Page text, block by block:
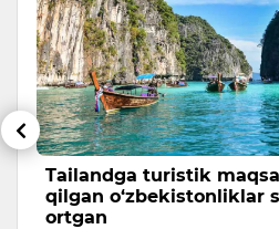
Tailandga turistik
qilgan o‘zbekistonliklar
ortgan